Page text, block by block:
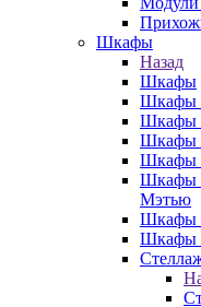
Шкафы
Назад
Шкафы
Шкафы
Шкафы
Шкафы
Шкафы
Шкафы
Мэтью
Шкафы
Шкафы